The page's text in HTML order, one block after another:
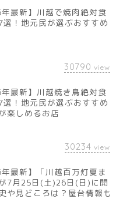
年最新】川越で焼肉絶対食
選！地元民が選ぶおすすめ
30790 view
年最新】川越焼き鳥絶対食
選！地元民が選ぶおすすめ
楽しめるお店
30234 view
年最新】「川越百万灯夏ま
7月25日(土)26日(日)に開
や見どころは？屋台情報も